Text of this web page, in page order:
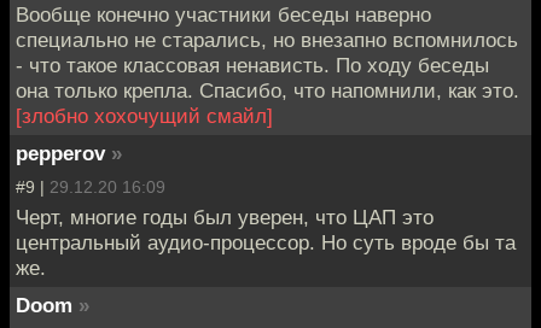
Вообще конечно участники беседы наверно
специально не старались, но внезапно вспомнилось
- что такое классовая ненависть. По ходу беседы
она только крепла. Спасибо, что напомнили, как это.
[злобно хохочущий смайл]
pepperov »
#9 | 29.12.20 16:09
Черт, многие годы был уверен, что ЦАП это
центральный аудио-процессор. Но суть вроде бы та
же.
Doom »